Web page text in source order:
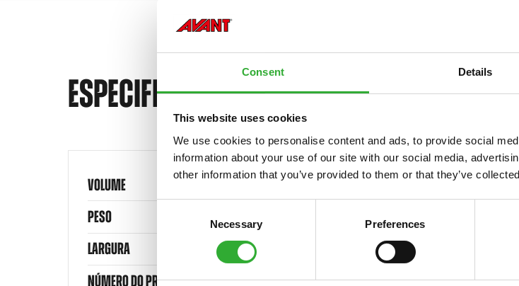
Consent Details
This website uses cookies
We use cookies to personalise content and ads, to provide social
information about your use of our site with our social media,
other information that you’ve provided to them or that they’ve
Necessary Preferences
ESPECIFICAÇÕES TÉCNICAS
VOLUME
PESO
LARGURA
NÚMERO DO PRODUTO